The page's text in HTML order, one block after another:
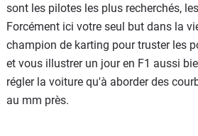
sont les pilotes les plus recherchés,
Forcément ici votre seul but dans la
champion de karting pour truster les
et vous illustrer un jour en F1 aussi
régler la voiture qu'à aborder des
au mm près.